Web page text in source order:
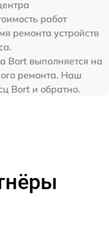
работ
ремонта устройств
Bort выполняется на
ремонта. Наш
Bort и обратно.